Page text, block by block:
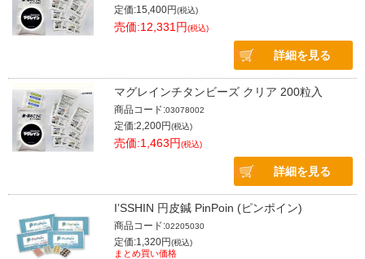
定価:15,400円(税込)
売価:12,331円(税込)
詳細を見る
マグレインチタンビーズ クリア 200粒入
商品コード:03078002
定価:2,200円(税込)
売価:1,463円(税込)
詳細を見る
I’SSHIN 円皮鍼 PinPoin (ピンポイン)
商品コード:02205030
定価:1,320円(税込)
まとめ買い価格